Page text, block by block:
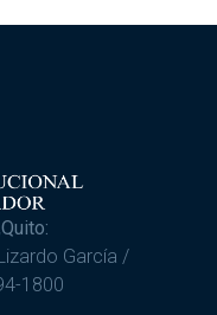
García /
1800